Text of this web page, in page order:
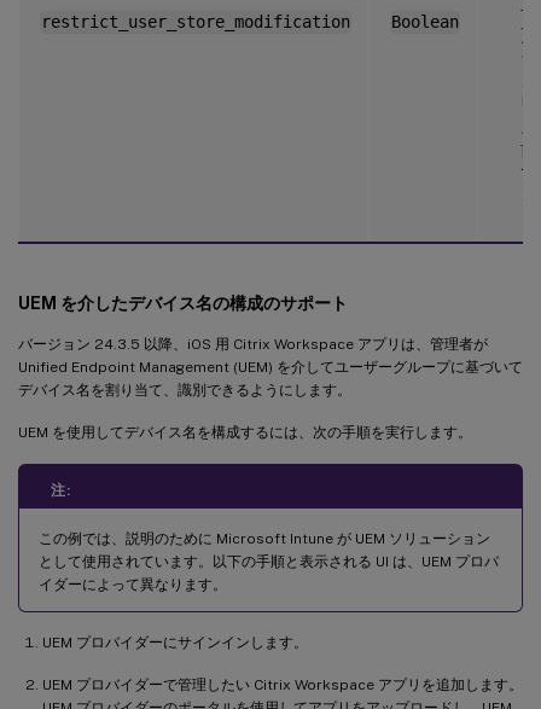
restrict_user_store_modification Boolean
ザ
前
UEM を介したデバイス名の構成のサポート
バージョン 24.3.5 以降、iOS 用 Citrix Workspace アプリは、管理者が
Unified Endpoint Management (UEM) を介してユーザーグループに基づいて
デバイス名を割り当て、識別できるようにします。
UEM を使用してデバイス名を構成するには、次の手順を実行します。
注:
この例では、説明のために Microsoft Intune が UEM ソリューション
として使用されています。以下の手順と表示される UI は、UEM プロバ
イダーによって異なります。
UEM プロバイダーにサインインします。
UEM プロバイダーで管理したい Citrix Workspace アプリを追加します。